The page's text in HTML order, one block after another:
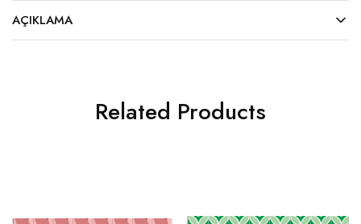
AÇIKLAMA
Related Products